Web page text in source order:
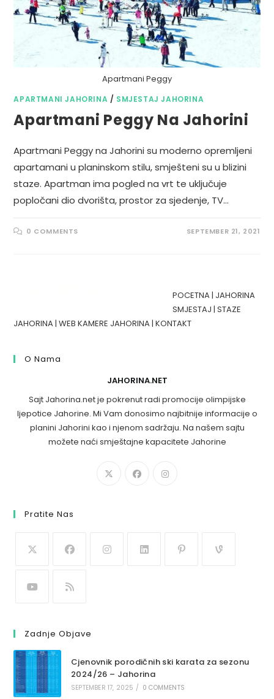
Apartmani Peggy
APARTMANI JAHORINA / SMJESTAJ JAHORINA
Apartmani Peggy Na Jahorini
Apartmani Peggy na Jahorini su moderno opremljeni
apartamani u planinskom stilu, smješteni su u blizini
staze. Apartman ima pogled na vrt te uključuje
popločani dio dvorišta, prostor za sjedenje, TV…
0 COMMENTS SEPTEMBER 21, 2021
POCETNA| JAHORINA
SMJESTAJ |STAZE
JAHORINA|WEB KAMERE JAHORINA|KONTAKT
O Nama
JAHORINA.NET
Sajt Jahorina.net je pokrenut radi promocije olimpijske
ljepotice Jahorine. Mi Vam donosimo najbitnije informacije o
planini Jahorini kao i njenom sadržaju. Na našem sajtu
možete naći smještajne kapacitete Jahorine
Pratite Nas
Zadnje Objave
Cjenovnik porodičnih ski karata za sezonu
2024/26 – Jahorina
SEPTEMBER 17, 2025 / 0 COMMENTS